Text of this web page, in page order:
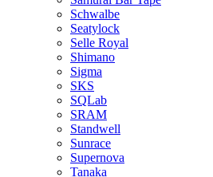
Schwalbe
Seatylock
Selle Royal
Shimano
Sigma
SKS
SQLab
SRAM
Standwell
Sunrace
Supernova
Tanaka